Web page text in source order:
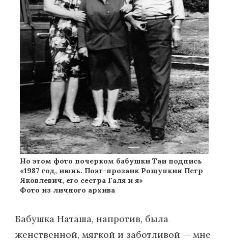
Но этом фото почерком бабушки Таи подпись
«1987 год, июнь. Поэт-прозаик Рощупкин Петр
Яковлевич, его сестра Галя и я»
Фото из личного архива
Бабушка Наташа, напротив, была
женственной, мягкой и заботливой — мне